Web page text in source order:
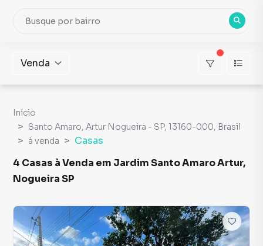
Venda
Início
Santo Amaro, Artur Nogueira - SP, 13160-000, Brasil
à venda
Casas
4 Casas à Venda em Jardim Santo Amaro Artur,
Nogueira SP